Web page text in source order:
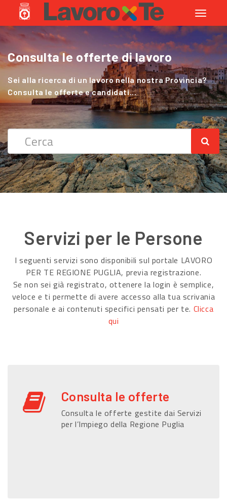
Toggle
Consulta le offerte di lavoro
Sei alla ricerca di un lavoro nella nostra Provincia?
Consulta le offerte e candidati...
Cerchi Lavoro nel Settore Agricolo
?
Sei alla ricerca di un lavoro nella nostra Provincia?
Consulta le offerte e candidati...
Servizi per le Persone
I seguenti servizi sono disponibili sul portale LAVORO
PER TE REGIONE PUGLIA, previa registrazione.
Se non sei già registrato, ottenere la login è semplice,
veloce e ti permette di avere accesso alla tua scrivania
personale e ai contenuti specifici pensati per te. Clicca
qui
Consulta le offerte
Consulta le offerte gestite dai Servizi
per l’Impiego della Regione Puglia